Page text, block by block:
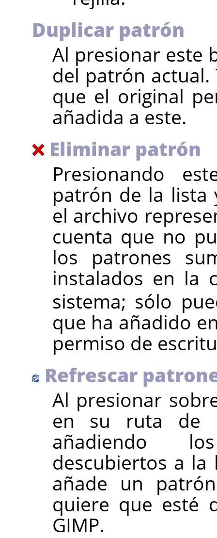
Duplicar patrón
Al presionar este
del patrón
que el original
añadida a este.
Eliminar patrón
Presionando
patrón de la lista
el archivo
cuenta que no
los patrones
instalados en la
sistema; sólo
que ha añadido
permiso de
Refrescar
Al presionar
en su ruta de
añadiendo
descubiertos a
añade un
quiere que esté
GIMP.